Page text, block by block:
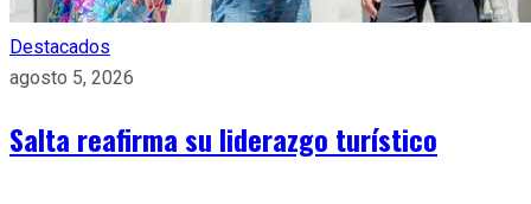
Destacados
agosto 5, 2026
Salta reafirma su liderazgo turístico